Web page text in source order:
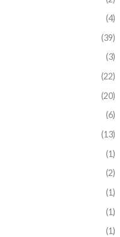
(4)
(39)
(3)
(22)
(20)
(6)
(13)
(1)
(2)
(1)
(1)
(1)